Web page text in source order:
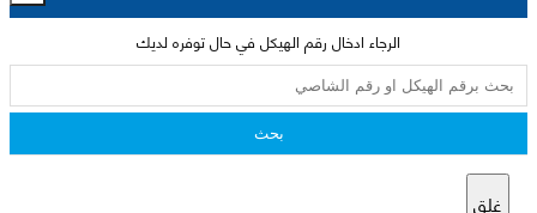
الرجاء ادخال رقم الهيكل في حال توفره لديك
بحث
غلق